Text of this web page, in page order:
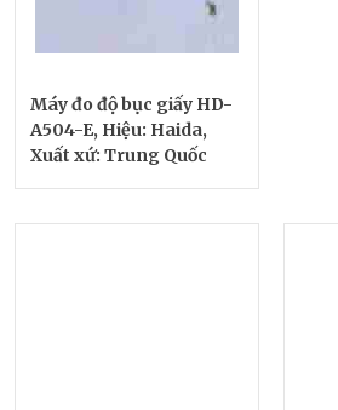
Máy đo độ bục giấy HD-
A504-E, Hiệu: Haida,
Xuất xứ: Trung Quốc